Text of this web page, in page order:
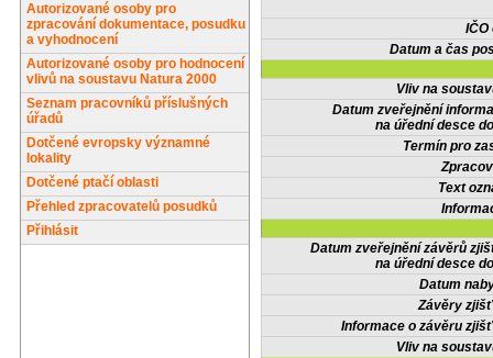
Autorizované osoby pro
zpracování dokumentace, posudku
a vyhodnocení
Autorizované osoby pro hodnocení
vlivů na soustavu Natura 2000
Seznam pracovníků příslušných
úřadů
Dotčené evropsky významné
lokality
Dotčené ptačí oblasti
Přehled zpracovatelů posudků
Přihlásit
IČO
Datum a čas
Vliv na
Datum zveřejnění
na úřední desce
Termín pro
Text
Datum zveřejnění závěrů
na úřední desce
Datum
Závěry
Informace o závěru
Vliv na